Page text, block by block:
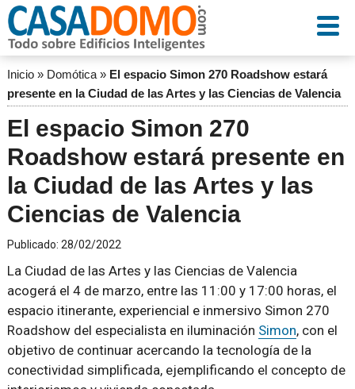
Inicio» Domótica» El espacio Simon 270 Roadshow estará
presente en la Ciudad de las Artes y las Ciencias de Valencia
El espacio Simon 270
Roadshow estará presente en
la Ciudad de las Artes y las
Ciencias de Valencia
Publicado: 28/02/2022
La Ciudad de las Artes y las Ciencias de Valencia
acogerá el 4 de marzo, entre las 11:00 y 17:00 horas, el
espacio itinerante, experiencial e inmersivo Simon 270
Roadshow del especialista en iluminación Simon, con el
objetivo de continuar acercando la tecnología de la
conectividad simplificada, ejemplificando el concepto de